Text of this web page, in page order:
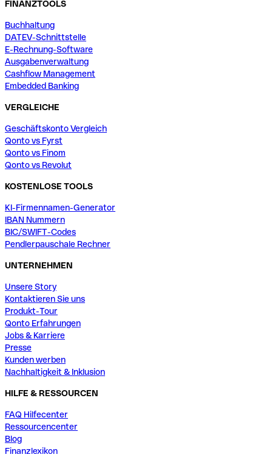
FINANZTOOLS
Buchhaltung
DATEV-Schnittstelle
E-Rechnung-Software
Ausgabenverwaltung
Cashflow Management
Embedded Banking
VERGLEICHE
Geschäftskonto Vergleich
Qonto vs Fyrst
Qonto vs Finom
Qonto vs Revolut
KOSTENLOSE TOOLS
KI-Firmennamen-Generator
IBAN Nummern
BIC/SWIFT-Codes
Pendlerpauschale Rechner
UNTERNEHMEN
Unsere Story
Kontaktieren Sie uns
Produkt-Tour
Qonto Erfahrungen
Jobs & Karriere
Presse
Kunden werben
Nachhaltigkeit & Inklusion
HILFE & RESSOURCEN
FAQ Hilfecenter
Ressourcencenter
Blog
Finanzlexikon